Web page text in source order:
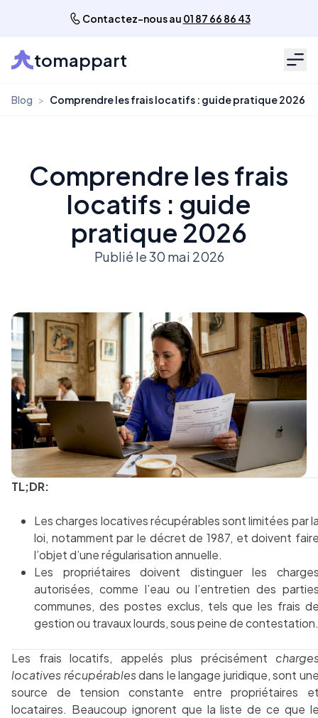
Contactez-nous au 01 87 66 86 43
tomappart
Blog > Comprendre les frais locatifs : guide pratique 2026
Comprendre les frais
locatifs : guide
pratique 2026
Publié le 30 mai 2026
TL;DR:
Les charges locatives récupérables sont limitées par
loi, notamment par le décret de 1987, et doivent
l’objet d’une régularisation annuelle.
Les propriétaires doivent distinguer les
autorisées, comme l’eau ou l’entretien des
communes, des postes exclus, tels que les frais
gestion ou travaux lourds, sous peine de contestation.
Les frais locatifs, appelés plus précisément
locatives récupérablesdans le langage juridique, sont
source de tension constante entre propriétaires
locataires. Beaucoup ignorent que la liste de ce que